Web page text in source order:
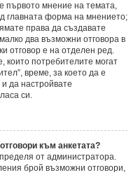
първото мнение на темата,
главната форма на мнението;
права да създавате
два възможни отговора в
отговор е на отделен ред.
които потребителите могат
време, за което да е
и да настройвате
си.
към анкетата?
от администратора.
брой възможни отговори,